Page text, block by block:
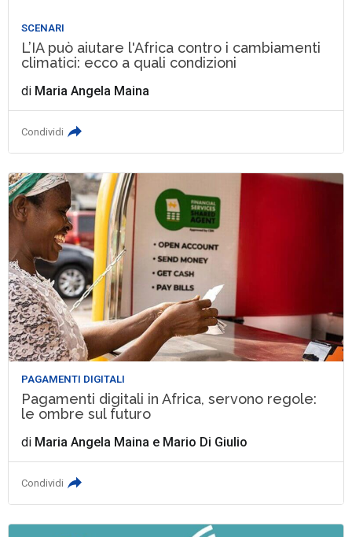
SCENARI
L’IA può aiutare l'Africa contro i cambiamenti
climatici: ecco a quali condizioni
di Maria Angela Maina
Condividi
PAGAMENTI DIGITALI
Pagamenti digitali in Africa, servono regole:
le ombre sul futuro
di Maria Angela Maina e Mario Di Giulio
Condividi